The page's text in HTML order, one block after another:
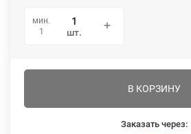
мин.
1
шт.
В КОРЗИНУ
Заказать через: